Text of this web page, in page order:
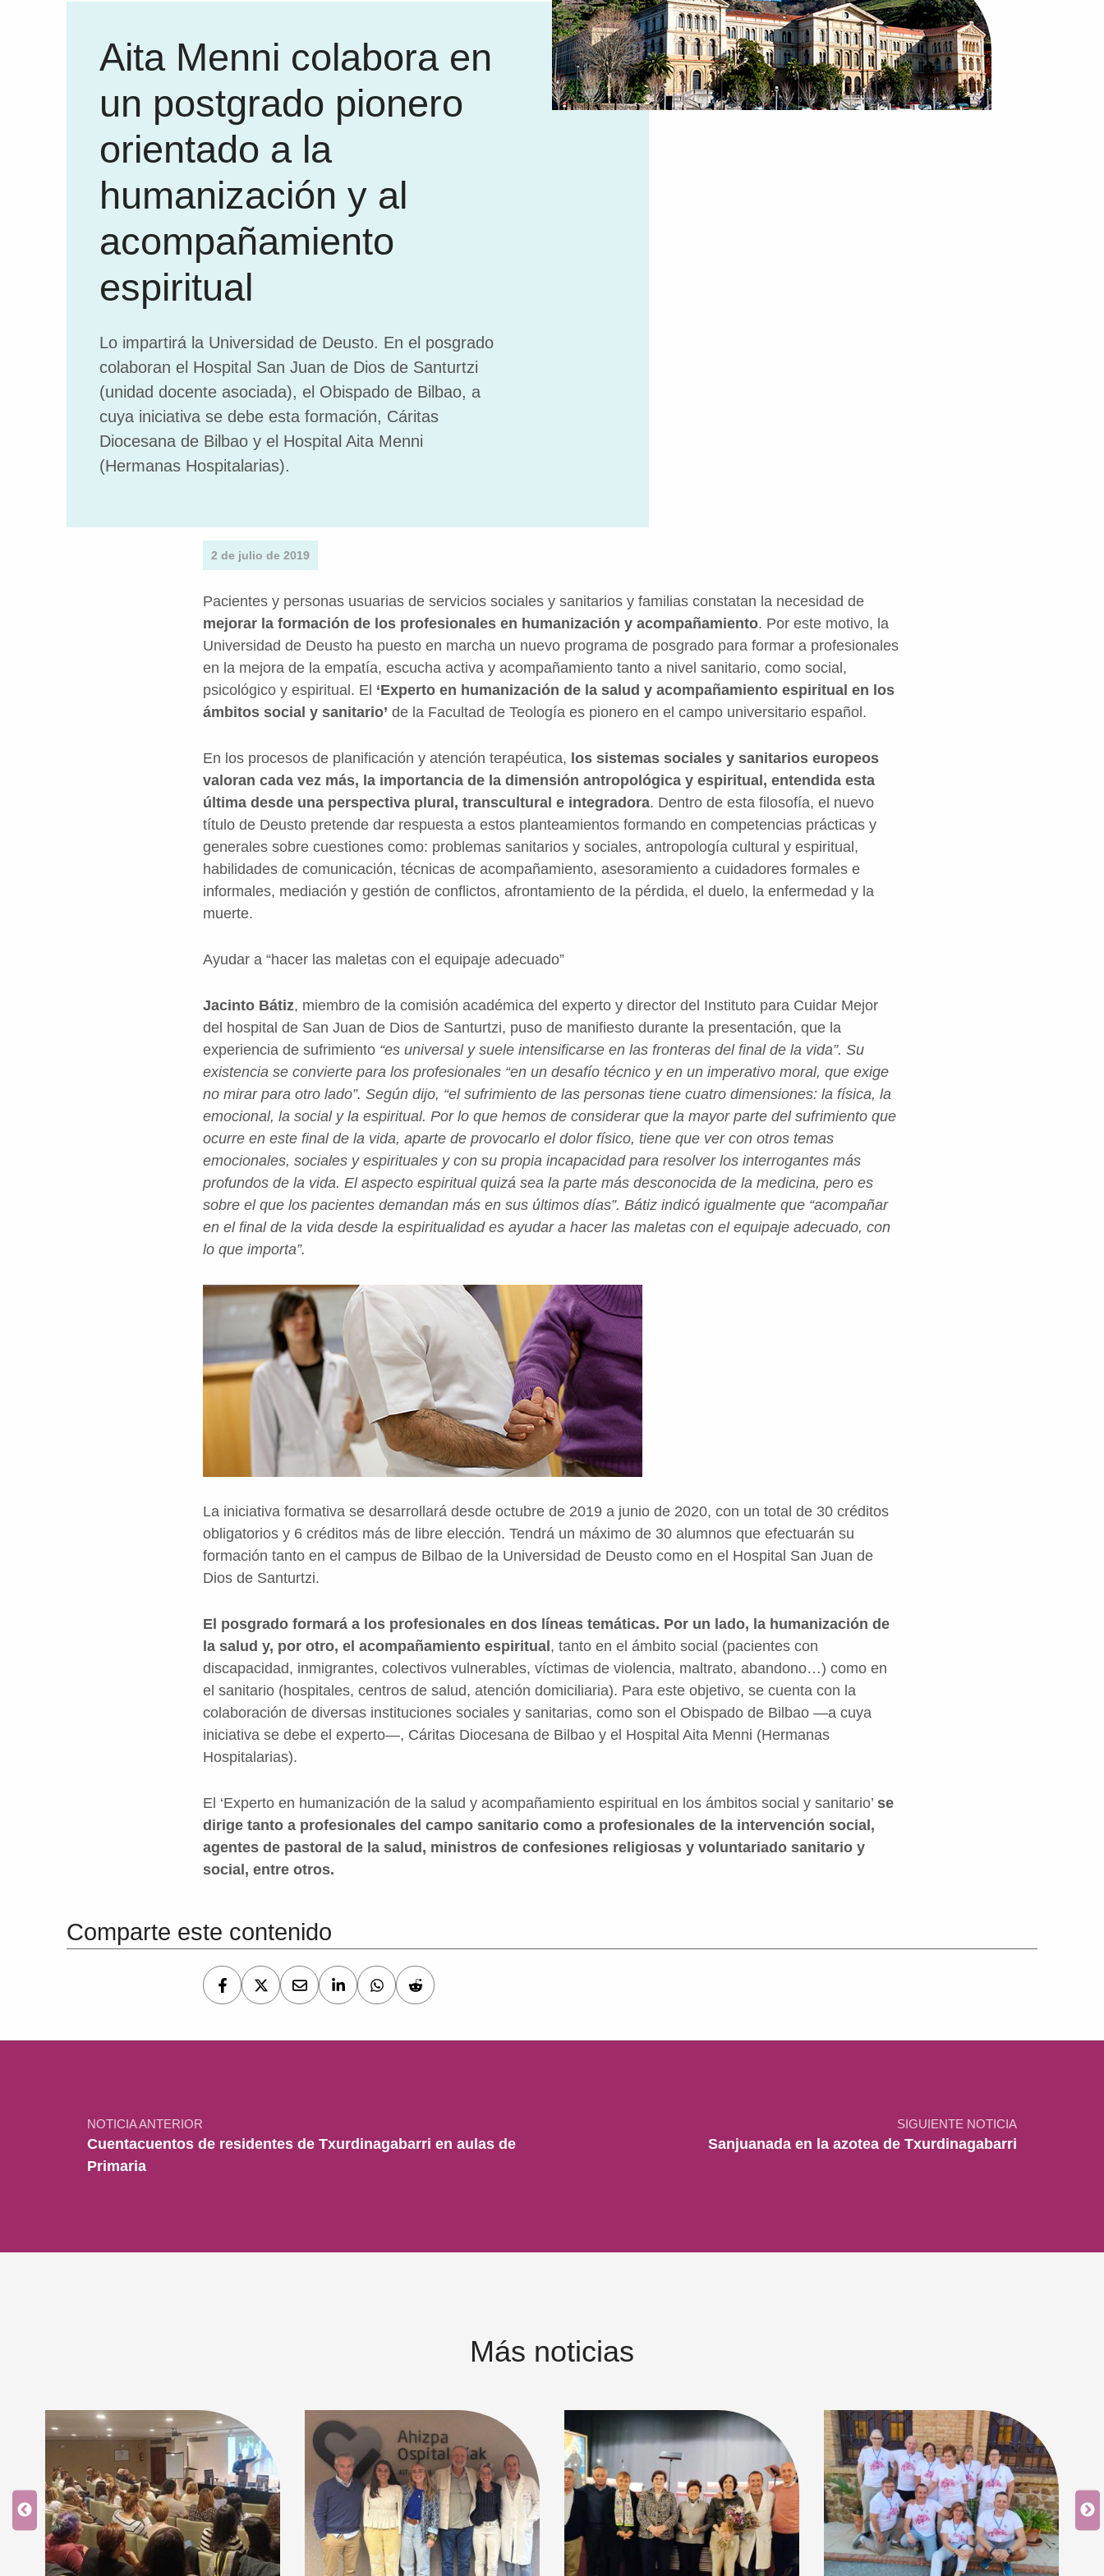
Aita Menni colabora en
un postgrado pionero
orientado a la
humanización y al
acompañamiento
espiritual
Lo impartirá la Universidad de Deusto. En el posgrado
colaboran el Hospital San Juan de Dios de Santurtzi
(unidad docente asociada), el Obispado de Bilbao, a
cuya iniciativa se debe esta formación, Cáritas
Diocesana de Bilbao y el Hospital Aita Menni
(Hermanas Hospitalarias).
2 de julio de 2019
Pacientes y personas usuarias de servicios sociales y sanitarios y familias constatan la necesidad de
mejorar la formación de los profesionales en humanización y acompañamiento. Por este motivo, la
Universidad de Deusto ha puesto en marcha un nuevo programa de posgrado para formar a profesionales
en la mejora de la empatía, escucha activa y acompañamiento tanto a nivel sanitario, como social,
psicológico y espiritual. El ‘Experto en humanización de la salud y acompañamiento espiritual en los
ámbitos social y sanitario’ de la Facultad de Teología es pionero en el campo universitario español.
En los procesos de planificación y atención terapéutica, los sistemas sociales y sanitarios europeos
valoran cada vez más, la importancia de la dimensión antropológica y espiritual, entendida esta
última desde una perspectiva plural, transcultural e integradora. Dentro de esta filosofía, el nuevo
título de Deusto pretende dar respuesta a estos planteamientos formando en competencias prácticas y
generales sobre cuestiones como: problemas sanitarios y sociales, antropología cultural y espiritual,
habilidades de comunicación, técnicas de acompañamiento, asesoramiento a cuidadores formales e
informales, mediación y gestión de conflictos, afrontamiento de la pérdida, el duelo, la enfermedad y la
muerte.
Ayudar a “hacer las maletas con el equipaje adecuado”
Jacinto Bátiz, miembro de la comisión académica del experto y director del Instituto para Cuidar Mejor
del hospital de San Juan de Dios de Santurtzi, puso de manifiesto durante la presentación, que la
experiencia de sufrimiento “es universal y suele intensificarse en las fronteras del final de la vida”. Su
existencia se convierte para los profesionales “en un desafío técnico y en un imperativo moral, que exige
no mirar para otro lado”. Según dijo, “el sufrimiento de las personas tiene cuatro dimensiones: la física, la
emocional, la social y la espiritual. Por lo que hemos de considerar que la mayor parte del sufrimiento que
ocurre en este final de la vida, aparte de provocarlo el dolor físico, tiene que ver con otros temas
emocionales, sociales y espirituales y con su propia incapacidad para resolver los interrogantes más
profundos de la vida. El aspecto espiritual quizá sea la parte más desconocida de la medicina, pero es
sobre el que los pacientes demandan más en sus últimos días”. Bátiz indicó igualmente que “acompañar
en el final de la vida desde la espiritualidad es ayudar a hacer las maletas con el equipaje adecuado, con
lo que importa”.
La iniciativa formativa se desarrollará desde octubre de 2019 a junio de 2020, con un total de 30 créditos
obligatorios y 6 créditos más de libre elección. Tendrá un máximo de 30 alumnos que efectuarán su
formación tanto en el campus de Bilbao de la Universidad de Deusto como en el Hospital San Juan de
Dios de Santurtzi.
El posgrado formará a los profesionales en dos líneas temáticas. Por un lado, la humanización de
la salud y, por otro, el acompañamiento espiritual , tanto en el ámbito social (pacientes con
discapacidad, inmigrantes, colectivos vulnerables, víctimas de violencia, maltrato, abandono…) como en
el sanitario (hospitales, centros de salud, atención domiciliaria). Para este objetivo, se cuenta con la
colaboración de diversas instituciones sociales y sanitarias, como son el Obispado de Bilbao —a cuya
iniciativa se debe el experto—, Cáritas Diocesana de Bilbao y el Hospital Aita Menni (Hermanas
Hospitalarias).
El ‘Experto en humanización de la salud y acompañamiento espiritual en los ámbitos social y sanitario’ se
dirige tanto a profesionales del campo sanitario como a profesionales de la intervención social,
agentes de pastoral de la salud, ministros de confesiones religiosas y voluntariado sanitario y
social, entre otros.
Comparte este contenido
NOTICIA ANTERIOR
Cuentacuentos de residentes de Txurdinagabarri en aulas de
Primaria
SIGUIENTE NOTICIA
Sanjuanada en la azotea de Txurdinagabarri
Más noticias